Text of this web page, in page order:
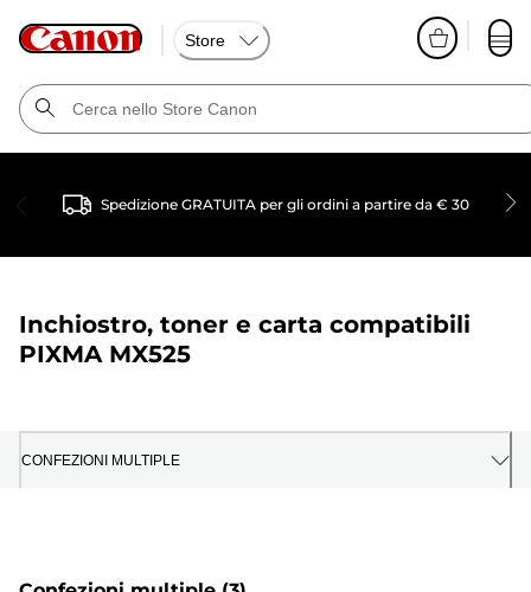
Store
Spedizione GRATUITA per gli ordini a partire da € 30
Inchiostro, toner e carta compatibili
PIXMA MX525
CONFEZIONI MULTIPLE